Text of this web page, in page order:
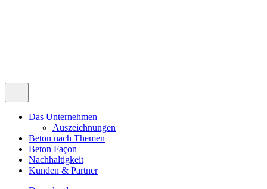
Das Unternehmen
Auszeichnungen
Beton nach Themen
Beton Façon
Nachhaltigkeit
Kunden & Partner